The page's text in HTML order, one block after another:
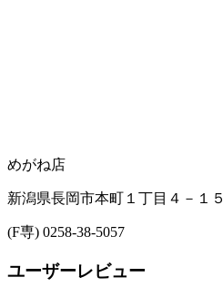
めがね店
新潟県長岡市本町１丁目４－１５
(F専) 0258-38-5057
ユーザーレビュー